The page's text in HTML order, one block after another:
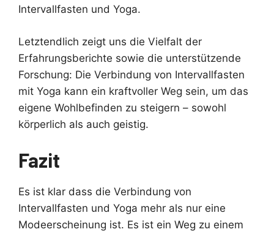
Intervallfasten und Yoga.
Letztendlich zeigt uns die Vielfalt der
Erfahrungsberichte sowie die unterstützende
Forschung: Die Verbindung von Intervallfasten
mit Yoga kann ein kraftvoller Weg sein, um das
eigene Wohlbefinden zu steigern – sowohl
körperlich als auch geistig.
Fazit
Es ist klar dass die Verbindung von
Intervallfasten und Yoga mehr als nur eine
Modeerscheinung ist. Es ist ein Weg zu einem